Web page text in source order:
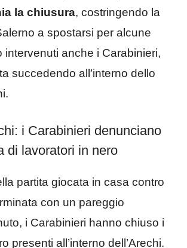
la chiusura, costringendo la
a spostarsi per alcune
intervenuti anche i Carabinieri,
succedendo all’interno dello
i Carabinieri denunciano
di lavoratori in nero
partita giocata in casa contro
con un pareggio
i Carabinieri hanno chiuso i
presenti all’interno dell’Arechi.